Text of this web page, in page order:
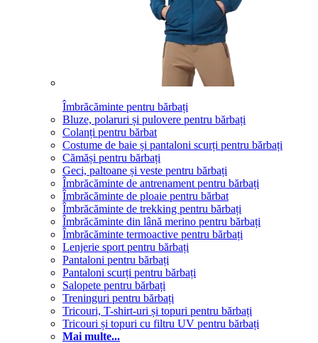
Îmbrăcăminte pentru bărbați
Bluze, polaruri și pulovere pentru bărbați
Colanți pentru bărbat
Costume de baie și pantaloni scurți pentru bărbați
Cămăși pentru bărbați
Geci, paltoane și veste pentru bărbați
Îmbrăcăminte de antrenament pentru bărbați
Îmbrăcăminte de ploaie pentru bărbat
Îmbrăcăminte de trekking pentru bărbați
Îmbrăcăminte din lână merino pentru bărbați
Îmbrăcăminte termoactive pentru bărbați
Lenjerie sport pentru bărbați
Pantaloni pentru bărbați
Pantaloni scurți pentru bărbați
Salopete pentru bărbați
Treninguri pentru bărbați
Tricouri, T-shirt-uri și topuri pentru bărbați
Tricouri și topuri cu filtru UV pentru bărbați
Mai multe...